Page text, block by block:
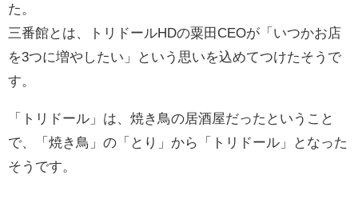
た。
三番館とは、トリドールHDの粟田CEOが「いつかお店
を3つに増やしたい」という思いを込めてつけたそうで
す。
「トリドール」は、焼き鳥の居酒屋だったということ
で、「焼き鳥」の「とり」から「トリドール」となった
そうです。